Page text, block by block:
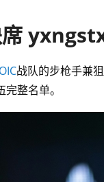
战队的步枪手兼
整名单。